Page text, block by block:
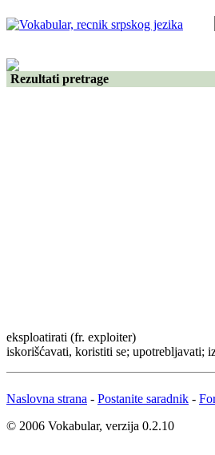
Rezultati pretrage
eksploatirati (fr. exploiter)
iskorišćavati, koristiti se; upotrebljavati;
Naslovna strana - Postanite saradnik -
© 2006 Vokabular, verzija 0.2.10